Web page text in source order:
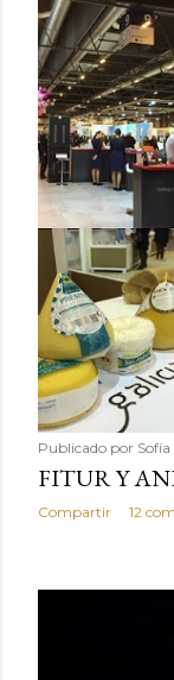
Publicado por
FITUR Y
Compartir 12